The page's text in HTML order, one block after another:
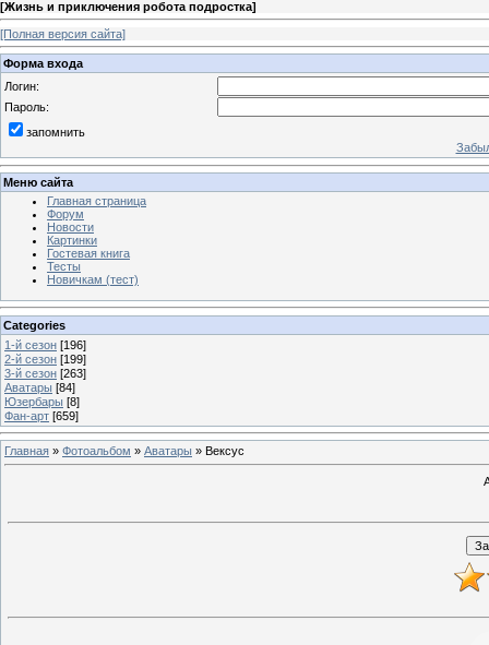
[Жизнь и приключения робота подростка]
[Полная версия сайта]
Форма входа
Логин:
Пароль:
запомнить
Меню сайта
Главная страница
Форум
Новости
Картинки
Гостевая книга
Тесты
Новичкам (тест)
Categories
1-й сезон [196]
2-й сезон [199]
3-й сезон [263]
Аватары [84]
Юзербары [8]
Фан-арт [659]
Главная » Фотоальбом » Аватары » Вексус